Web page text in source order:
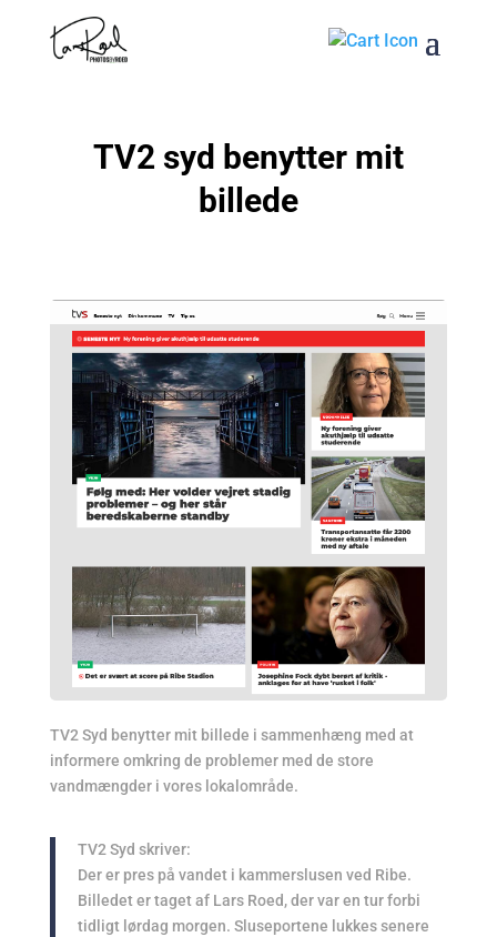
TV2 syd benytter mit
billede
TV2 Syd benytter mit billede i sammenhæng med at
informere omkring de problemer med de store
vandmængder i vores lokalområde.
TV2 Syd skriver:
Der er pres på vandet i kammerslusen ved Ribe.
Billedet er taget af Lars Roed, der var en tur forbi
tidligt lørdag morgen. Sluseportene lukkes senere